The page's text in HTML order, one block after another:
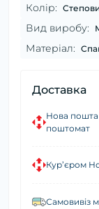
Колір:
Вид виробу:
Матеріал:
Доставка
Нова пошта
поштомат
Кур’єром
Самовивіз